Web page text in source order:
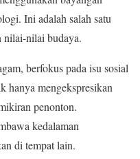
Ini adalah salah satu
nilai-nilai budaya.
berfokus pada isu sosial
hanya mengekspresikan
penonton.
kedalaman
di tempat lain.